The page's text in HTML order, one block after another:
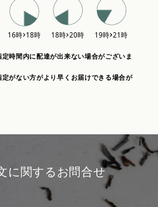
時間内に配達が出来ない場合がございま
がない方がより早くお届けできる場合が
に関するお問合せ